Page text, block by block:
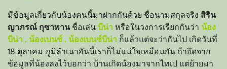
มีข้อมูลเกี่ยวกับน้องคนนี้มาฝากกันด้วย ชื่อนามสกุลจริง สิริน
ญาภรณ์ กุซาพานชื่อเล่น บีน่า หรือในวงการเรียกกันว่า น้อง
บีน่า , น้องเบนซ์ , น้องเบนซ์บีน่า ก็แล้วแต่จะว่ากันไป เกิดวันที่
18 ตุลาคม ภูมิลำเนาอันนี้เราก็ไม่แน่ใจเหมือนกัน ถ้ายึดจาก
ข้อมูลที่น้องลงไว้บอกว่า บ้านเกิดน้องมาจากไทเป แต่ย้ายมา